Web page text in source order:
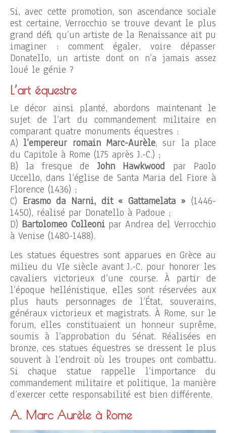
Si, avec cette promotion, son ascendance sociale
est certaine, Verrocchio se trouve devant le plus
grand défi qu’un artiste de la Renaissance ait pu
imaginer : comment égaler, voire dépasser
Donatello, un artiste dont on n’a jamais assez
loué le génie ?
L’art équestre
Le décor ainsi planté, abordons maintenant le
sujet de l’art du commandement militaire en
comparant quatre monuments équestres :
A) l’empereur romain Marc-Aurèle, sur la place
du Capitole à Rome (175 après J.-C.) ;
B) la fresque deJohn Hawkwood par Paolo
Uccello, dans l’église de Santa Maria del Fiore à
Florence (1436) ;
C) Erasmo da Narni, dit « Gattamelata » (1446-
1450), réalisé par Donatello à Padoue ;
D) Bartolomeo Colleonipar Andrea del Verrocchio
à Venise (1480-1488).
Les statues équestres sont apparues en Grèce au
milieu du VIe siècle avant J.-C. pour honorer les
cavaliers victorieux d’une course. À partir de
l’époque hellénistique, elles sont réservées aux
plus hauts personnages de l’État, souverains,
généraux victorieux et magistrats. À Rome, sur le
forum, elles constituaient un honneur suprême,
soumis à l’approbation du Sénat. Réalisées en
bronze, ces statues équestres se dressent le plus
souvent à l’endroit où les troupes ont combattu.
Si chaque statue rappelle l’importance du
commandement militaire et politique, la manière
d’exercer cette responsabilité est bien différente.
A. Marc Aurèle à Rome